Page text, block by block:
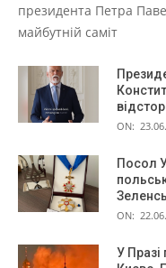
президента Петра
майбутній саміт
ON:
Посол
ON:
У